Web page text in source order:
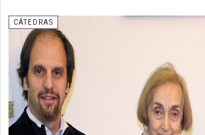
CÁTEDRAS